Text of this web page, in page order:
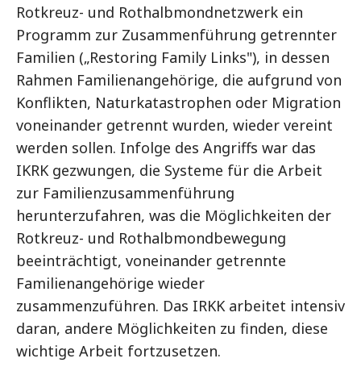
Rotkreuz- und Rothalbmondnetzwerk ein
Programm zur Zusammenführung getrennter
Familien („Restoring Family Links"), in dessen
Rahmen Familienangehörige, die aufgrund von
Konflikten, Naturkatastrophen oder Migration
voneinander getrennt wurden, wieder vereint
werden sollen. Infolge des Angriffs war das
IKRK gezwungen, die Systeme für die Arbeit
zur Familienzusammenführung
herunterzufahren, was die Möglichkeiten der
Rotkreuz- und Rothalbmondbewegung
beeinträchtigt, voneinander getrennte
Familienangehörige wieder
zusammenzuführen. Das IRKK arbeitet intensiv
daran, andere Möglichkeiten zu finden, diese
wichtige Arbeit fortzusetzen.